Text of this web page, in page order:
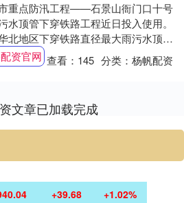
重点防汛工程——石景山衙门口十号
水顶管下穿铁路工程近日投入使用。
北地区下穿铁路直径最大雨污水顶管
该工程投用将进一步提升区域防汛能
....
资官网 查看： 145 分类：杨帆配资
文章已加载完成
+39.68 +1.02%